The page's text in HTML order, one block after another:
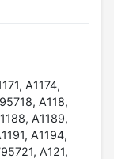
A1174,
A118,
A1189,
A1194,
A121,